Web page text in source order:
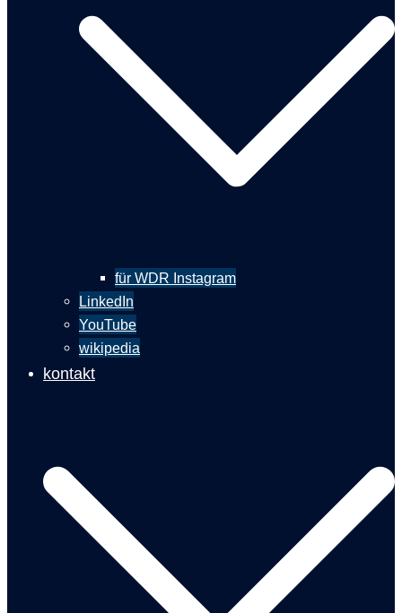
für WDR Instagram
LinkedIn
YouTube
wikipedia
kontakt